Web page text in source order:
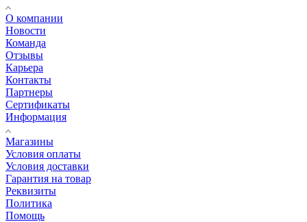
О компании
Новости
Команда
Отзывы
Карьера
Контакты
Партнеры
Сертификаты
Информация
Магазины
Условия оплаты
Условия доставки
Гарантия на товар
Реквизиты
Политика
Помощь